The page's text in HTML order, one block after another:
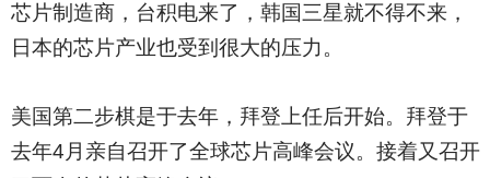
芯片制造商，台积电来了，韩国三星就不得不来，
日本的芯片产业也受到很大的压力。
美国第二步棋是于去年，拜登上任后开始。拜登于
去年4月亲自召开了全球芯片高峰会议。接着又召开